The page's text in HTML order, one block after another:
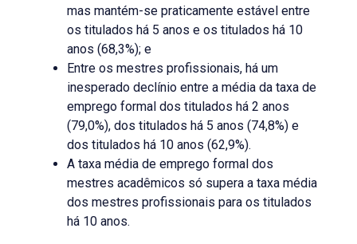
mas mantém-se praticamente estável entre
os titulados há 5 anos e os titulados há 10
anos (68,3%); e
Entre os mestres profissionais, há um
inesperado declínio entre a média da taxa de
emprego formal dos titulados há 2 anos
(79,0%), dos titulados há 5 anos (74,8%) e
dos titulados há 10 anos (62,9%).
A taxa média de emprego formal dos
mestres acadêmicos só supera a taxa média
dos mestres profissionais para os titulados
há 10 anos.